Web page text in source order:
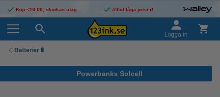
Köp <16:00, skickas idag Alltid låga priser!
Logga in
Batterier🔋
Powerbanks Solcell